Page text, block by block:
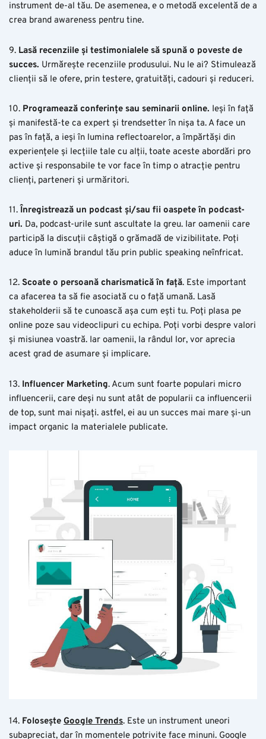
instrument de-al tău. De asemenea, e o metodă excelentă de a
crea brand awareness pentru tine.
9. Lasă recenziile și testimonialele să spună o poveste de
succes. Urmărește recenziile produsului. Nu le ai? Stimulează
clienții să le ofere, prin testere, gratuități, cadouri și reduceri.
10. Programează conferințe sau seminarii online. Ieși în față
și manifestă-te ca expert și trendsetter în nișa ta. A face un
pas în față, a ieși în lumina reflectoarelor, a împărtăși din
experiențele și lecțiile tale cu alții, toate aceste abordări pro
active și responsabile te vor face în timp o atracție pentru
clienți, parteneri și urmăritori.
11. Înregistrează un podcast și/sau fii oaspete în podcast-
uri. Da, podcast-urile sunt ascultate la greu. Iar oamenii care
participă la discuții câștigă o grămadă de vizibilitate. Poți
aduce în lumină brandul tău prin public speaking neînfricat.
12. Scoate o persoană charismatică în față. Este important
ca afacerea ta să fie asociată cu o față umană. Lasă
stakeholderii să te cunoască așa cum ești tu. Poți plasa pe
online poze sau videoclipuri cu echipa. Poți vorbi despre valori
și misiunea voastră. Iar oamenii, la rândul lor, vor aprecia
acest grad de asumare și implicare.
13. Influencer Marketing. Acum sunt foarte populari micro
influencerii, care deși nu sunt atât de popularii ca influencerii
de top, sunt mai nișați. astfel, ei au un succes mai mare și-un
impact organic la materialele publicate.
14. Folosește Google Trends. Este un instrument uneori
subapreciat, dar în momentele potrivite face minuni. Google